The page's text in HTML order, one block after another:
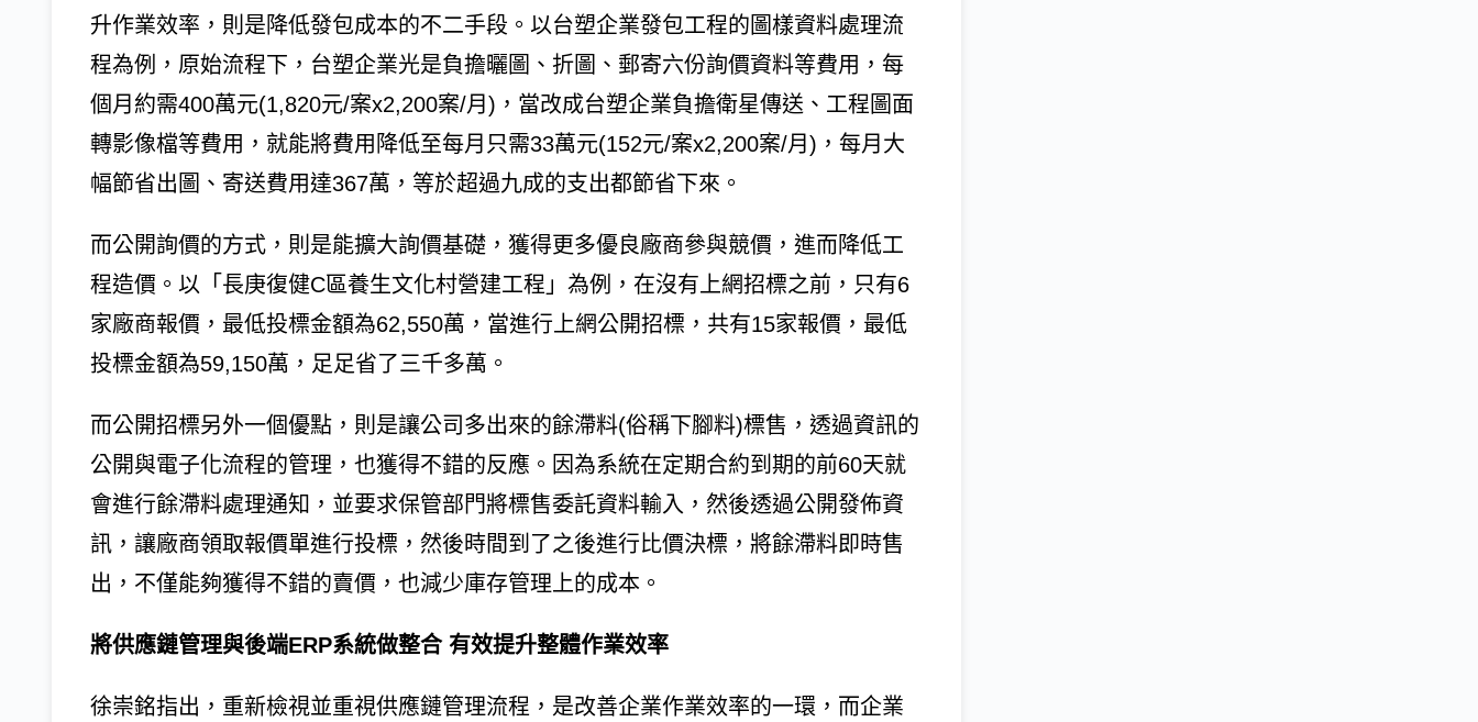
升作業效率，則是降低發包成本的不二手段。以台塑企業發包工程的圖樣資料處理流
程為例，原始流程下，台塑企業光是負擔曬圖、折圖、郵寄六份詢價資料等費用，每
個月約需400萬元(1,820元/案x2,200案/月)，當改成台塑企業負擔衛星傳送、工程圖面
轉影像檔等費用，就能將費用降低至每月只需33萬元(152元/案x2,200案/月)，每月大
幅節省出圖、寄送費用達367萬，等於超過九成的支出都節省下來。
而公開詢價的方式，則是能擴大詢價基礎，獲得更多優良廠商參與競價，進而降低工
程造價。以「長庚復健C區養生文化村營建工程」為例，在沒有上網招標之前，只有6
家廠商報價，最低投標金額為62,550萬，當進行上網公開招標，共有15家報價，最低
投標金額為59,150萬，足足省了三千多萬。
而公開招標另外一個優點，則是讓公司多出來的餘滯料(俗稱下腳料)標售，透過資訊的
公開與電子化流程的管理，也獲得不錯的反應。因為系統在定期合約到期的前60天就
會進行餘滯料處理通知，並要求保管部門將標售委託資料輸入，然後透過公開發佈資
訊，讓廠商領取報價單進行投標，然後時間到了之後進行比價決標，將餘滯料即時售
出，不僅能夠獲得不錯的賣價，也減少庫存管理上的成本。
將供應鏈管理與後端ERP系統做整合 有效提升整體作業效率
徐崇銘指出，重新檢視並重視供應鏈管理流程，是改善企業作業效率的一環，而企業